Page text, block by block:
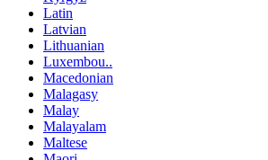
Latin
Latvian
Lithuanian
Luxembou..
Macedonian
Malagasy
Malay
Malayalam
Maltese